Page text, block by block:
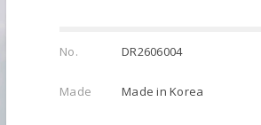
No. DR2606004
Made Made in Korea